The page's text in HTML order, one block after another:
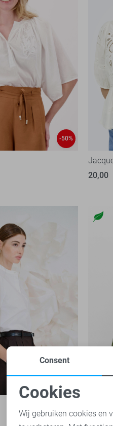
-50%
20,00
27,95
Noodzakelijke cookies
Consent
Cookies
Wij gebruiken cookies en